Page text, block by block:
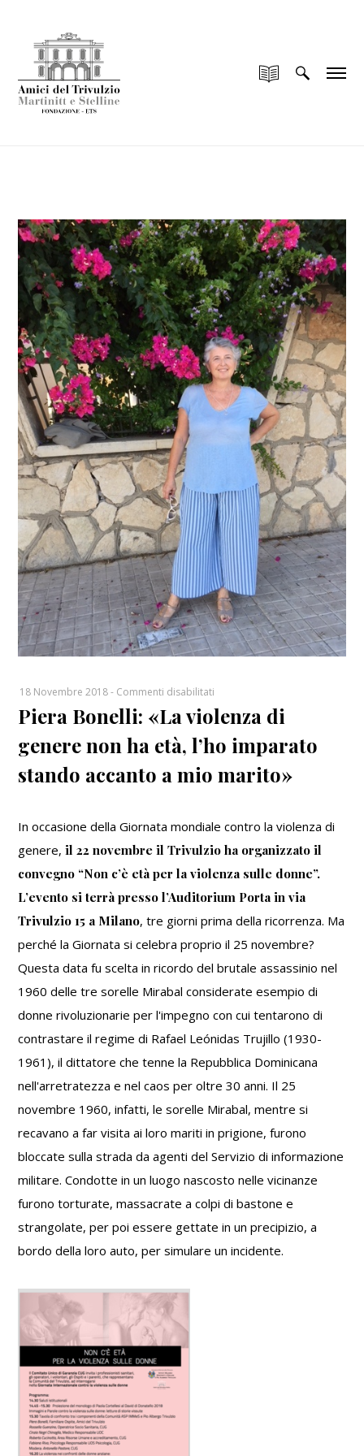
"__return_false");
18 Novembre 2018- Commenti disabilitati
Piera
Bonelli:
«La
di
non
età,
l’ho
imparato
stando
a
mio
marito»
Piera Bonelli: «La violenza di
genere non ha età, l’ho imparato
stando accanto a mio marito»
In occasione della Giornata mondiale contro la violenza di
genere,il 22 novembre il Trivulzio ha organizzato il
convegno “Non c’è età per la violenza sulle donne”.
L’evento si terrà presso l’Auditorium Porta in via
Trivulzio 15 a Milano, tre giorni prima della ricorrenza. Ma
perché la Giornata si celebra proprio il 25 novembre?
Questa data fu scelta in ricordo del brutale assassinio nel
1960 delle tre sorelle Mirabal considerate esempio di
donne rivoluzionarie per l'impegno con cui tentarono di
contrastare il regime di Rafael Leónidas Trujillo (1930-
1961), il dittatore che tenne la Repubblica Dominicana
nell'arretratezza e nel caos per oltre 30 anni. Il 25
novembre 1960, infatti, le sorelle Mirabal, mentre si
recavano a far visita ai loro mariti in prigione, furono
bloccate sulla strada da agenti del Servizio di informazione
militare. Condotte in un luogo nascosto nelle vicinanze
furono torturate, massacrate a colpi di bastone e
strangolate, per poi essere gettate in un precipizio, a
bordo della loro auto, per simulare un incidente.